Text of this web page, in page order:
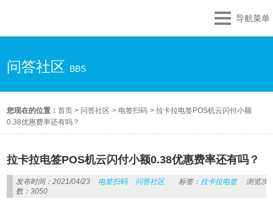
导航菜单
问答社区 BBS
您现在的位置：首页 > 问答社区 > 电签扫码 >拉卡拉电签POS机云闪付小额
0.38优惠费率还有吗？
拉卡拉电签POS机云闪付小额0.38优惠费率还有吗？
发布时间：2021/04/23 电签扫码 问答社区 标签： 拉卡拉电签
浏览次
数：3050